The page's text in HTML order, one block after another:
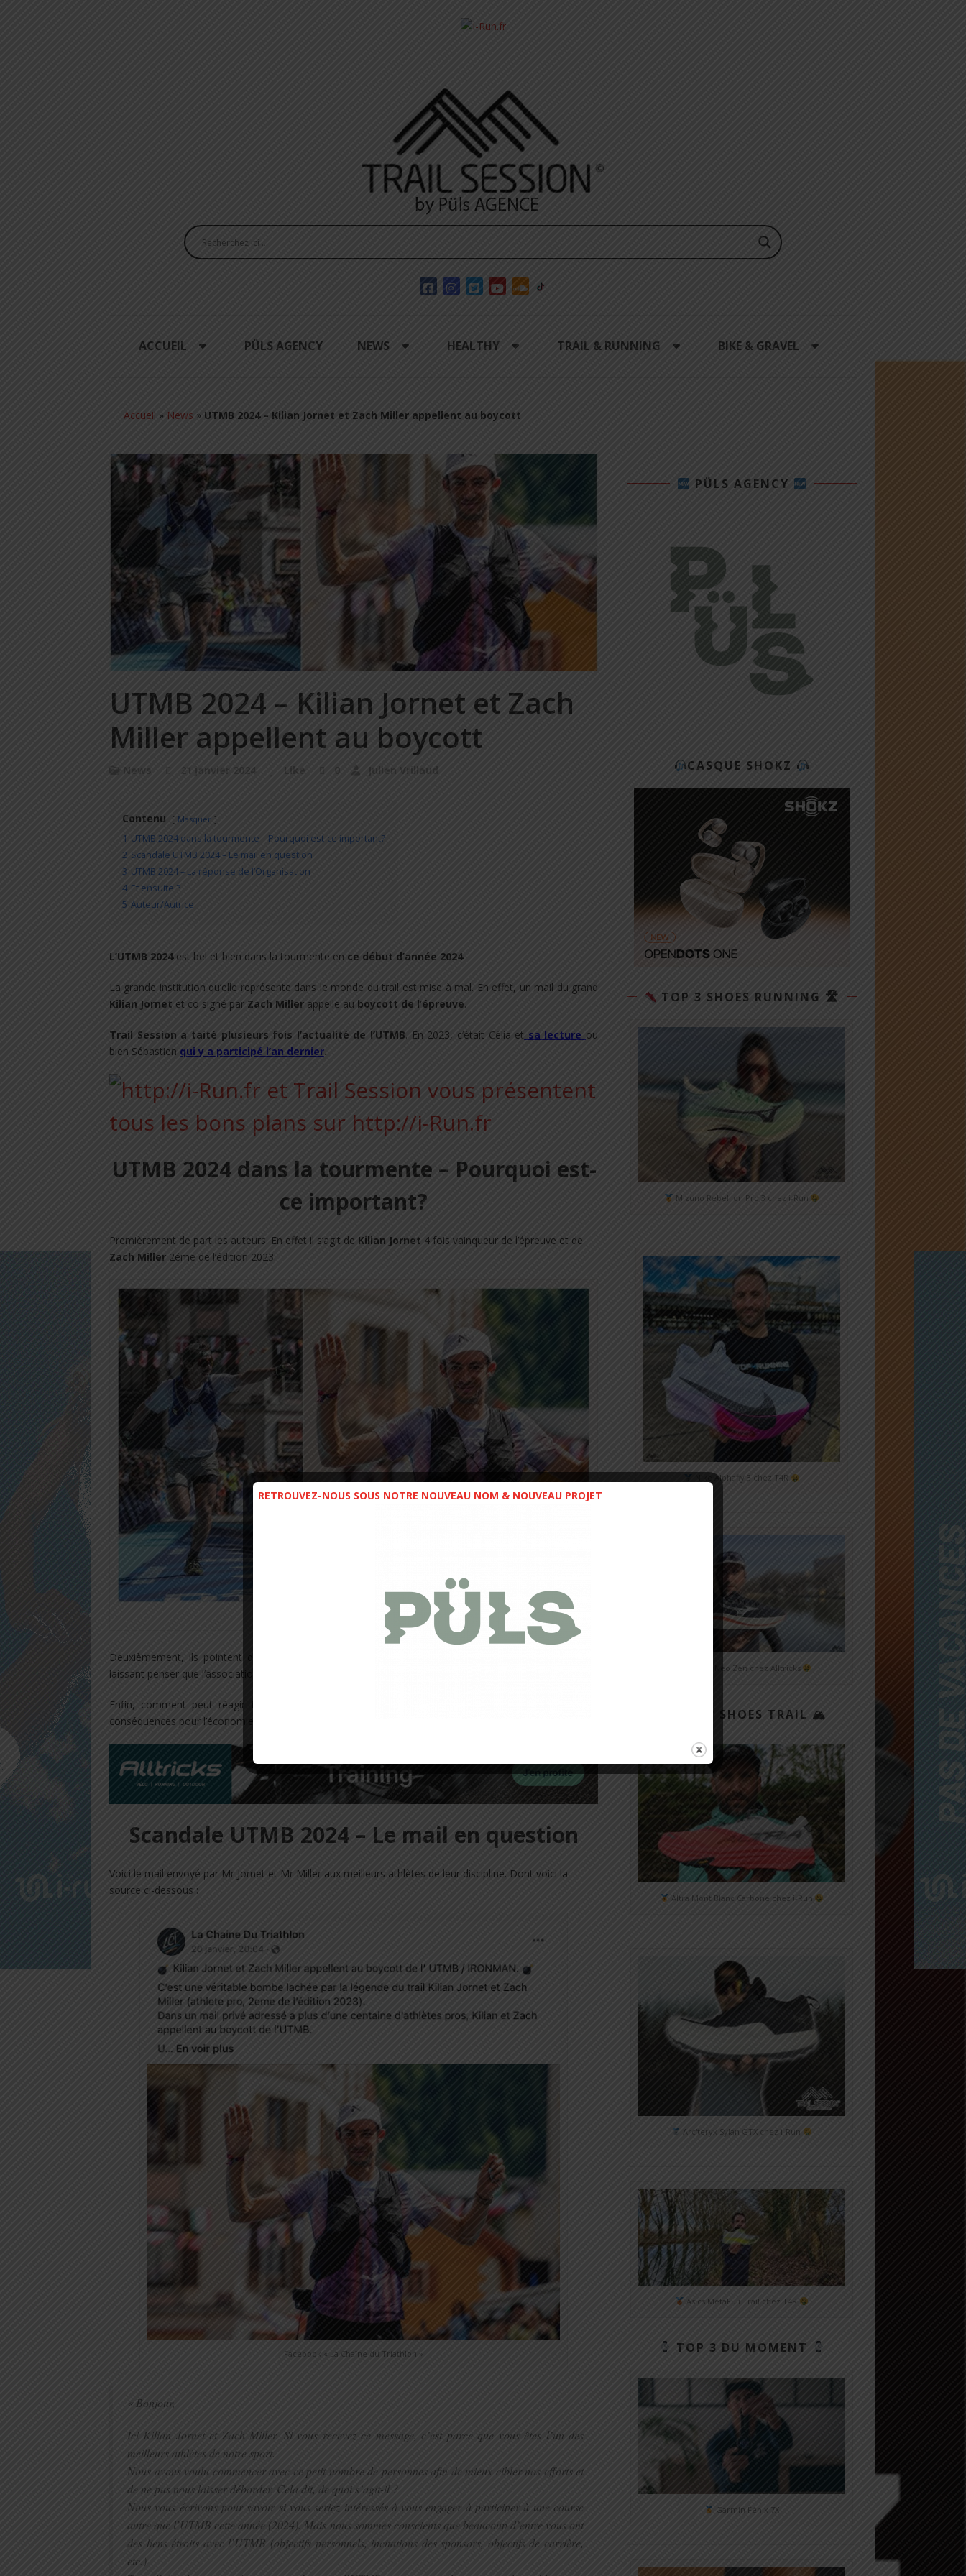
ACCUEIL PÜLS AGENCY NEWS HEALTHY TRAIL & RUNNING BIKE & GRAVEL
Accueil » News » UTMB 2024 – Kilian Jornet et Zach Miller appellent au boycott
UTMB 2024 – Kilian Jornet et Zach
Miller appellent au boycott
News 21 janvier 2024 Like 0 Julien Vrillaud
Contenu Masquer
1 UTMB 2024 dans la tourmente – Pourquoi est-ce important?
2 Scandale UTMB 2024 – Le mail en question
3 UTMB 2024 – La réponse de l’Organisation
4 Et ensuite ?
5 Auteur/Autrice
L’UTMB 2024est bel et bien dans la tourmente en ce début d’année 2024.
La grande institution qu’elle représente dans le monde du trail est mise à mal. En effet, un mail du grand
Kilian Jornet et co signé par Zach Miller appelle au boycott de l’épreuve.
Trail Session a taité plusieurs fois l’actualité de l’UTMB. En 2023, c’était Célia et sa lecture ou
bien Sébastien qui y a participé l’an dernier.
UTMB 2024 dans la tourmente – Pourquoi est-
ce important?
Premièrement de part les auteurs. En effet il s’agit de Kilian Jornet 4 fois vainqueur de l’épreuve et de
Zach Miller 2éme de l’édition 2023.
Zach Miller et Kilian Jornet (source DH Les sports)
Deuxièmement, ils pointent du doigt la direction suivi par le comité directeur de l’
laissant penser que l’association avec
Enfin, comment peut réagir
conséquences pour l’économie locale etc… si l’UTMB 2024 était annulé ?
Scandale UTMB 2024 – Le mail en question
Voici le mail envoyé par Mr Jornet et Mr Miller aux meilleurs athlètes de leur discipline. Dont voici la
source ci-dessous :
Facebook « La Chaîne du Triathlon »
« Bonjour,
Ici Kilian Jornet et Zach Miller. Si vous recevez ce message, c’est parce que vous êtes l’un des
meilleurs athlètes de notre sport.
Nous avons voulu commencer avec ce petit nombre de personnes afin de mieux cibler nos efforts et
de ne pas nous laisser déborder. Cela dit, de quoi s’agit-il ?
Nous vous écrivons pour savoir si vous seriez intéressés à vous engager à participer à une course
autre que l’UTMB cette année (2024). Mais nous sommes conscients que beaucoup d’entre vous ont
des liens étroits avec l’UTMB (objectifs personnels, incitations des sponsors, objectifs de carrière,
etc.)
PÜLS AGENCY
CASQUE SHOKZ
TOP 3 SHOES RUNNING 🛣
Mizuno Rebellion Pro 3 chez i-Run
Nike Alphafly 3 chez T4R
Mizuno Neo Zen chez Alltricks
TOP 3 SHOES TRAIL 🏔
Altra Mont Blanc Carbone chez i-Run
Arc'teryx Sylan GTX chez i-Run
Asics MetaFuji Trail chez T4R
TOP 3 DU MOMENT
Garmin Fénix 7X
RETROUVEZ-NOUS SOUS NOTRE NOUVEAU NOM & NOUVEAU PROJET